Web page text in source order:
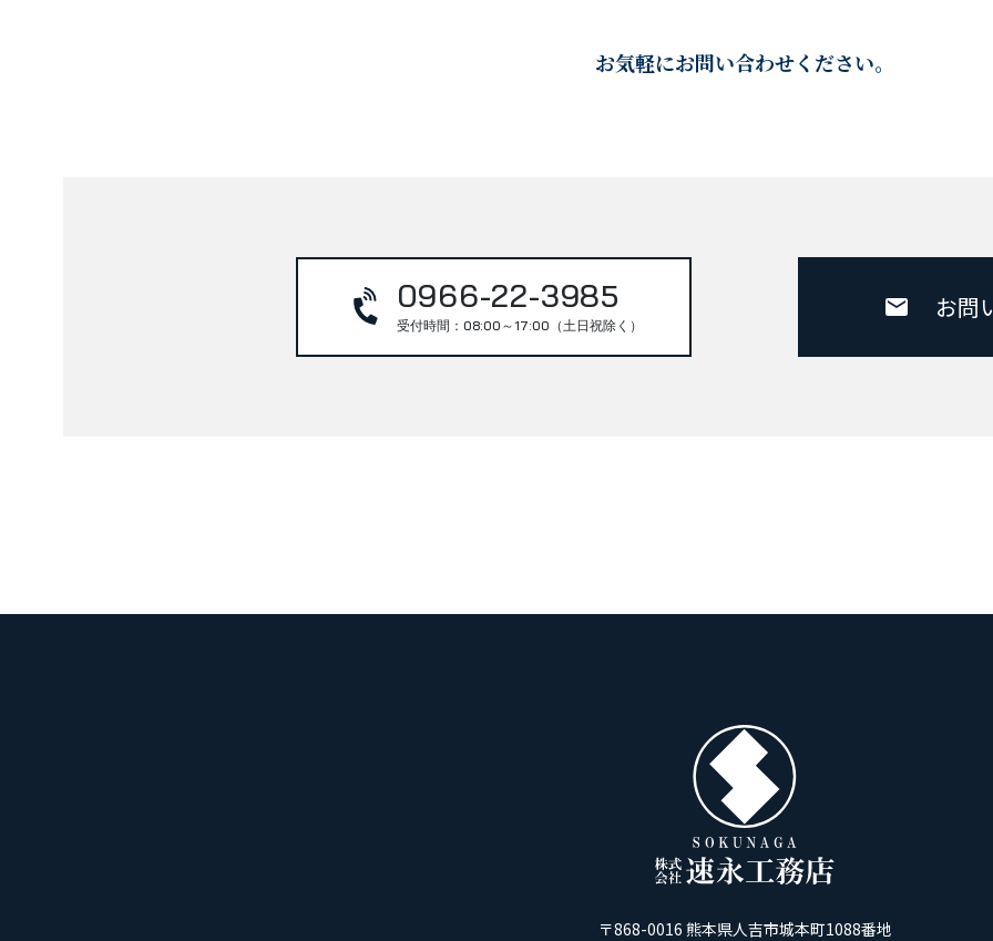
お気軽にお問い合わせください。
0966-22-3985
受付時間：08:00～17:00（土日祝除く）
お問
〒868-0016 熊本県人吉市城本町1088番地